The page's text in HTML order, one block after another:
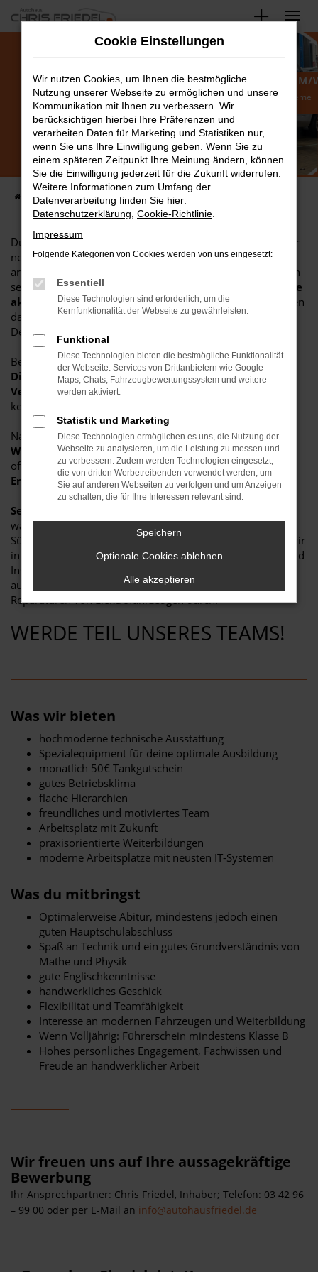
Zum
Hauptinhalt
AUSBILDUNG ZUM KFZ-MECHATRONIKER (M/
Als Azubi auch die modernsten Einstell- und Diagnosesysteme
kennenlernen – geht bei uns!
Startseite Blog
Du willstKfZ-Mechatroniker*in
werden und dabei an der
neuesten Technik lernen? Dann komm zu uns – denn wir
arbeiten bereits heute mit der Technik, die morgen modern
sein wird. In unserer Werkstatt können so zum Beispiel
alle
aktuellen Fahrassistenzsysteme einstellen
und gehören
damit zu einer von nur sehr wenigen freien Werkstätten in
Deutschland.
Bei uns arbeitest du anmodernsten Einstell- und
Diagnosesystemen und lernst alles vom klassischen
Verbrenner über den Hybrid bis zum Elektroauto
kennen.
Nach der Ausbildung ist dann Schluss? Nicht bei uns.
Weiterbildungen, Meisterschule:Dir stehen alle Türen
offen. Bei deinerpersönlichen und beruflichen
Entwicklungunterstützen wir dich gern.
Seit über 20 Jahren
wachsendes, familiär geführtes Autohaus im Leipziger
Südraum. Als Direktimporteur von EU-Neuwagen führen wir
in unserer freien Werkstatt neben Diagnose-, Wartungs- und
Instandsetzungsarbeiten an PKW und Kleintransportern,
auch Justierungen von Fahrerassistenzsystem sowie
Reparaturen von Elektrofahrzeugen durch.
WERDE TEIL UNSERES TEAMS!
Was wir bieten
hochmoderne technische Ausstattung
Spezialequipment für deine optimale Ausbildung
monatlich 50€ Tankgutschein
gutes Betriebsklima
flache Hierarchien
freundliches und motiviertes Team
Arbeitsplatz mit Zukunft
praxisorientierte Weiterbildungen
moderne Arbeitsplätze mit neusten IT-Systemen
Was du mitbringst
Optimalerweise Abitur, mindestens jedoch einen
guten Hauptschulabschluss
Spaß an Technik und ein gutes Grundverständnis von
Mathe und Physik
gute Englischkenntnisse
handwerkliches Geschick
Flexibilität und Teamfähigkeit
Interesse an modernen Fahrzeugen und Weiterbildung
Wenn Volljährig: Führerschein mindestens Klasse B
Hohes persönliches Engagement, Fachwissen und
Freude an handwerklicher Arbeit
Wir freuen uns auf Ihre aussagekräftige
Bewerbung
Ihr Ansprechpartner: Chris Friedel, Inhaber; Telefon: 03 42 96
– 99 00 oder per E-Mail an info@autohausfriedel.de
Cookie Einstellungen
Wir nutzen Cookies, um Ihnen die bestmögliche
Nutzung unserer Webseite zu ermöglichen und unsere
Kommunikation mit Ihnen zu verbessern. Wir
berücksichtigen hierbei Ihre Präferenzen und
verarbeiten Daten für Marketing und Statistiken nur,
wenn Sie uns Ihre Einwilligung geben. Wenn Sie zu
einem späteren Zeitpunkt Ihre Meinung ändern, können
Sie die Einwilligung jederzeit für die Zukunft widerrufen.
Weitere Informationen zum Umfang der
Datenverarbeitung finden Sie hier:
Datenschutzerklärung Cookie-Richtlinie
Impressum
Folgende Kategorien von Cookies werden von uns eingesetzt:
Essentiell
Diese Technologien sind erforderlich, um die
Kernfunktionalität der Webseite zu gewährleisten.
Funktional
Diese Technologien bieten die bestmögliche Funktionalität
der Webseite. Services von Drittanbietern wie Google
Maps, Chats, Fahrzeugbewertungssystem und weitere
werden aktiviert.
Statistik und Marketing
Diese Technologien ermöglichen es uns, die Nutzung der
Webseite zu analysieren, um die Leistung zu messen und
zu verbessern. Zudem werden Technologien eingesetzt,
die von dritten Werbetreibenden verwendet werden, um
Sie auf anderen Webseiten zu verfolgen und um Anzeigen
zu schalten, die für Ihre Interessen relevant sind.
Speichern
Optionale Cookies ablehnen
Alle akzeptieren